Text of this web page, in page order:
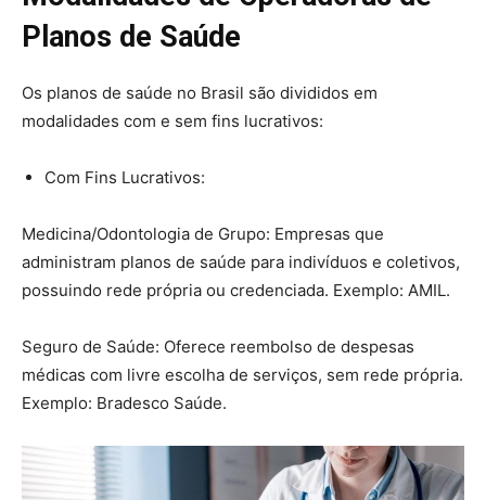
Planos de Saúde
Os planos de saúde no Brasil são divididos em
modalidades com e sem fins lucrativos:
Com Fins Lucrativos:
Medicina/Odontologia de Grupo: Empresas que
administram planos de saúde para indivíduos e coletivos,
possuindo rede própria ou credenciada. Exemplo: AMIL.
Seguro de Saúde: Oferece reembolso de despesas
médicas com livre escolha de serviços, sem rede própria.
Exemplo: Bradesco Saúde.